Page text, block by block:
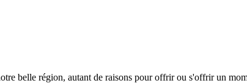
belle région, autant de raisons pour offrir ou s'offrir un